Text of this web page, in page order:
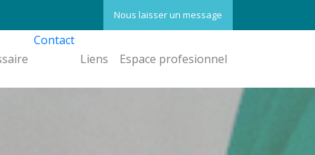
Nous laisser un message
Contact
Liens
Espace profesionnel